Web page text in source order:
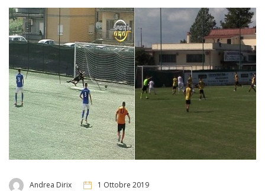
Andrea Dirix 1 Ottobre 2019